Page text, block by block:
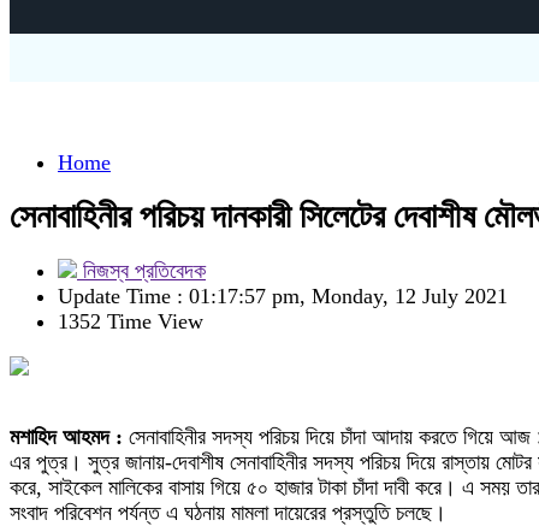
Home
সেনাবাহিনীর পরিচয় দানকারী সিলেটের দেবাশীষ
নিজস্ব প্রতিবেদক
Update Time : 01:17:57 pm, Monday, 12 July 2021
1352 Time View
মশাহিদ আহমদ : সেনাবাহিনীর সদস্য পরিচয় দিয়ে চাঁদা আদায় করতে গিয়ে আজ
এর পুত্র। সুত্র জানায়-দেবাশীষ সেনাবাহিনীর সদস্য পরিচয় দিয়ে রাস্তায়
করে, সাইকেল মালিকের বাসায় গিয়ে ৫০ হাজার টাকা চাঁদা দাবী করে। এ
সংবাদ পরিবেশন পর্যন্ত এ ঘঠনায় মামলা দায়েরের প্রস্তুতি চলছে।